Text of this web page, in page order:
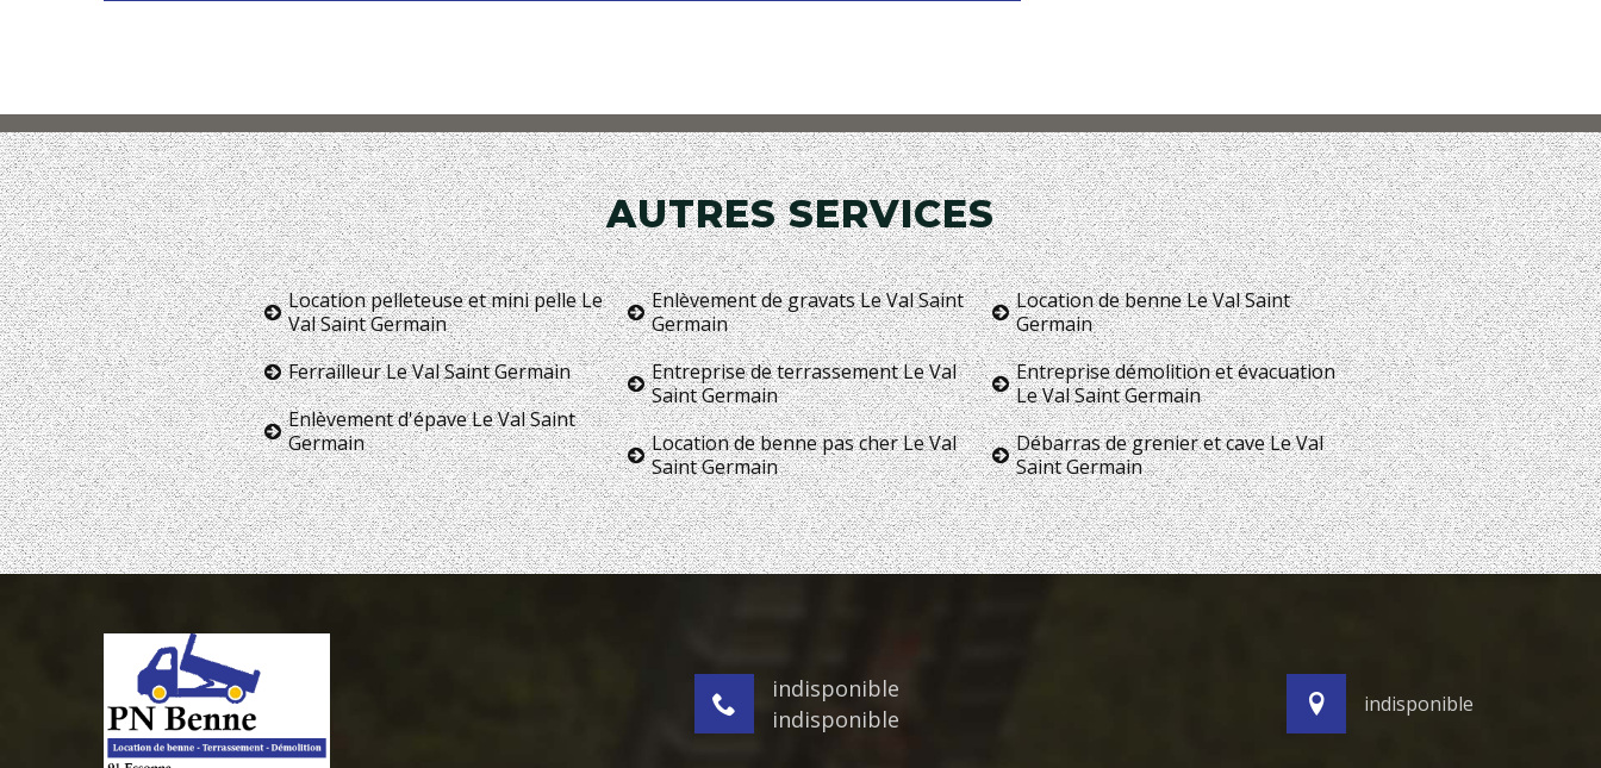
AUTRES SERVICES
Location pelleteuse et mini pelle Le
Val Saint Germain
Ferrailleur Le Val Saint Germain
Enlèvement d'épave Le Val Saint
Germain
Enlèvement de gravats Le Val Saint
Germain
Entreprise de terrassement Le Val
Saint Germain
Location de benne pas cher Le Val
Saint Germain
Location de benne Le Val Saint
Germain
Entreprise démolition et évacuation
Le Val Saint Germain
Débarras de grenier et cave Le Val
Saint Germain
indisponible
indisponible
indisponible